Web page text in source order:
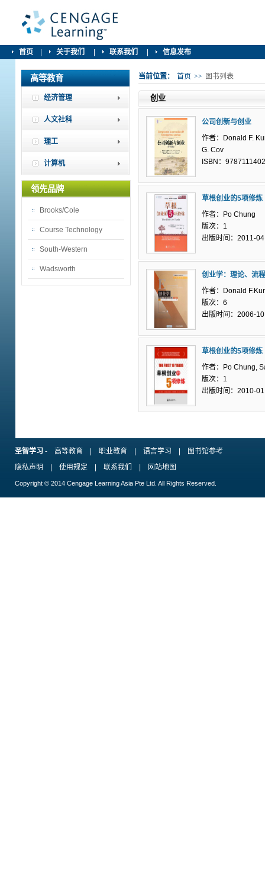
首页 关于我们 联系我们 信息发布
高等教育
经济管理
人文社科
理工
计算机
领先品牌
Brooks/Cole
Course Technology
South-Western
Wadsworth
当前位置： 首页 >> 图书列表
创业
公司创新与创业
作者：Donald F.
G. Cov
ISBN：
草根创业的5项修炼
作者：Po Chung
版次：1
出版时间：2011-04
创业学：理论、流
作者：Donald
版次：6
出版时间：2006-10
草根创业的5项修炼
作者：Po Chung,
版次：1
出版时间：2010-01
圣智学习 - 高等教育 职业教育 语言学习
图书馆参考
隐私声明
使用规定 联系我们 网站地图
Copyright © 2014 Cengage Learning Asia Pte Ltd. All Rights Reserved.